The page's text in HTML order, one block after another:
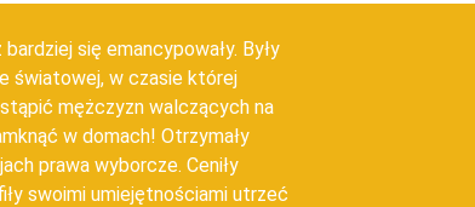
się emancypowały. Były
światowej, w czasie której
mężczyzn walczących na
w domach! Otrzymały
prawa wyborcze. Ceniły
swoimi umiejętnościami utrzeć